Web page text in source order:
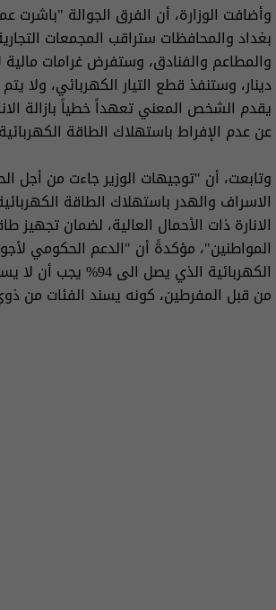
وأضافت الوزارة، أن الفرق الجوالة "باشرت
بغداد والمحافظات ستراقب المجمعات
والمطاعم والفنادق، وستفرض غرامات
دينار، وستنفذ قطع التيار الكهربائي، ولا
يقدم الشخص المعني تعهداً خطياً بازالة
عن عدم الإفراط باستهلاك الطاقة
وتابعت، أن "توجيهات الوزير جاءت من أجل
الاسراف والهدر باستهلاك الطاقة
الانارة ذات الأحمال العالية، لضمان تجهيز
المواطنين"، مؤكدةً أن "الدعم الحكومي
الكهربائية الذي يصل الى
من قبل المفرطين، كونه يسند الفئات من